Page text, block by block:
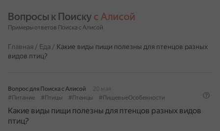
Вопросы к Поиску с Алисой
Примеры ответов Поиска с Алисой
Главная / Еда / Какие виды пищи полезны для птенцов разных
видов птиц?
Вопрос для Поиска с Алисой
20 мая
#Питание
#Птицы #Птенцы #ПищевыеОсобенности
Какие виды пищи полезны для птенцов разных видов
птиц?